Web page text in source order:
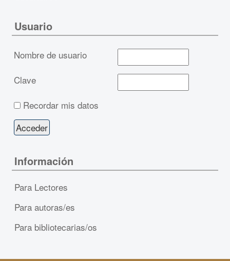
Usuario
Nombre de usuario
Clave
Recordar mis datos
Información
Para Lectores
Para autoras/es
Para bibliotecarias/os